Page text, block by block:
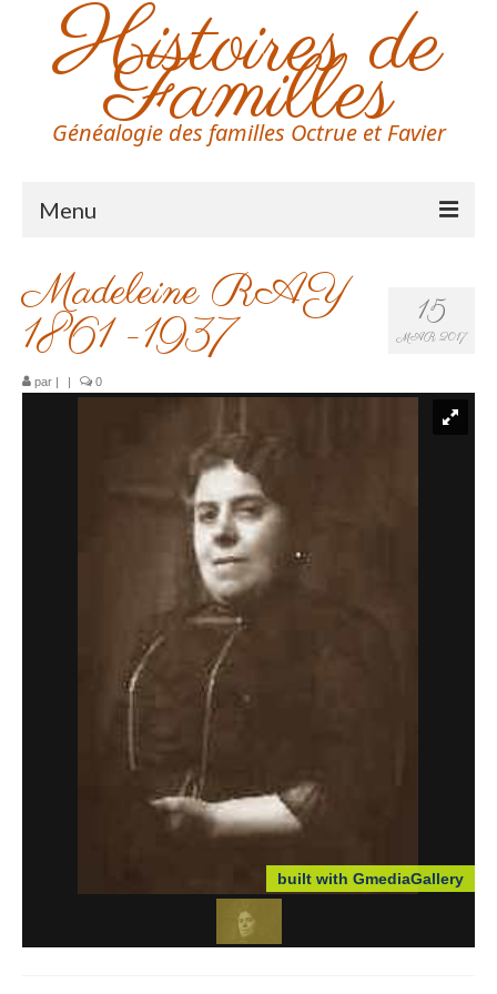
Histoires de
Familles
Généalogie des familles Octrue et Favier
Menu
Accueil
Généalogie ligne directe
Photos
Voitures de Familles
Cartes postales de Familles
15
MAR 2017
Madeleine RAY
1861 -1937
par | | 0
built with GmediaGallery